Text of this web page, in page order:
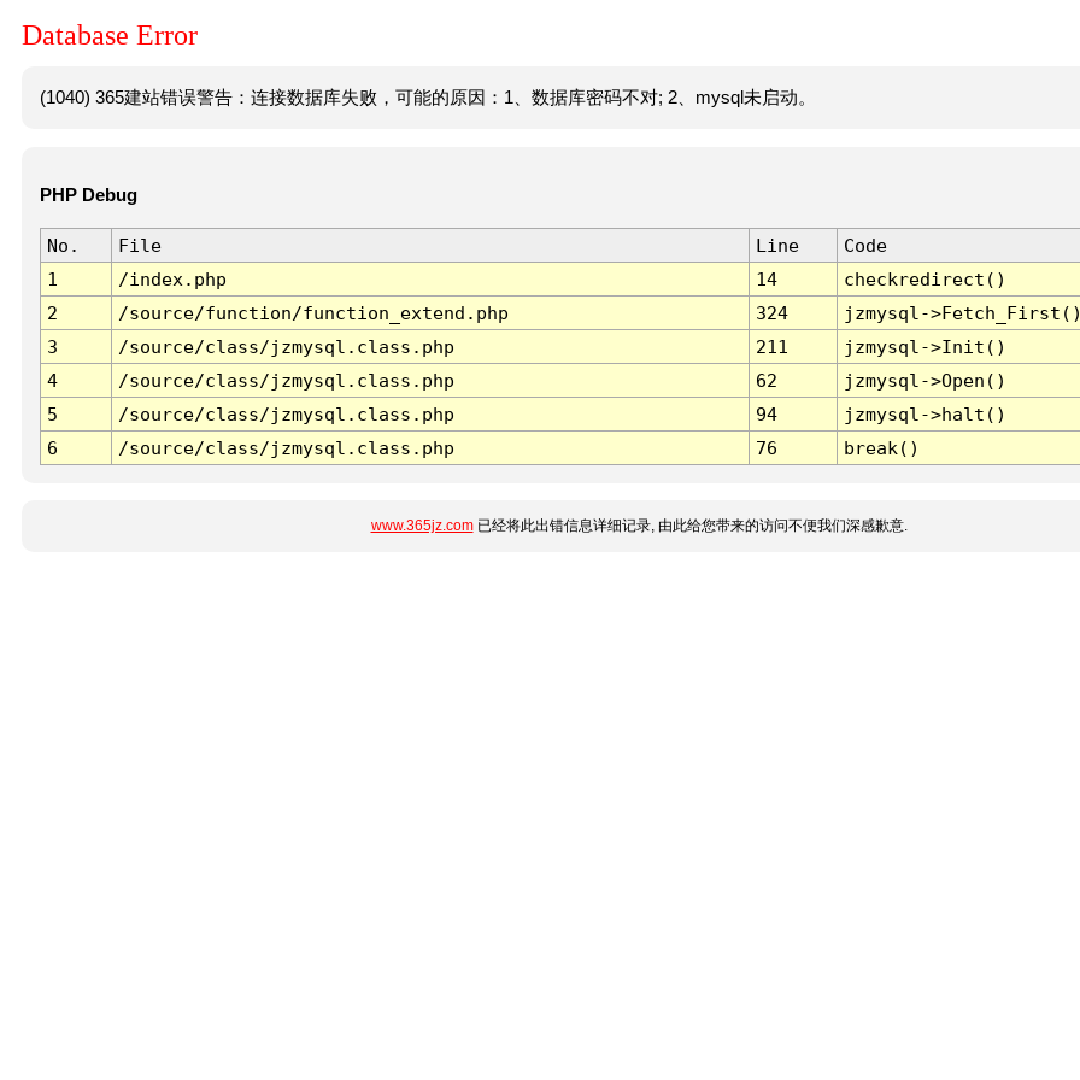
Database Error
(1040) 365建站错误警告：连接数据库失败，可能的原因：1、数据库密码不对; 2、mysql未启动。
PHP Debug
No. File Line
Code
1
/index.php 14
checkredirect()
2
/source/function/function_extend.php 324
jzmysql-
3
/source/class/jzmysql.class.php 211
jzmysql->Init()
4
/source/class/jzmysql.class.php 62
jzmysql->Open()
5
/source/class/jzmysql.class.php 94
jzmysql->halt()
6
/source/class/jzmysql.class.php 76 break()
www.365jz.com已经将此出错信息详细记录, 由此给您带来的访问不便我们深感歉意.